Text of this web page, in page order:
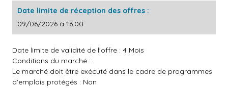
Date limite de réception des offres :
09/06/2026 à 16:00
Date limite de validité de l'offre : 4 Mois
Conditions du marché :
Le marché doit être exécuté dans le cadre de programmes
d'emplois protégés : Non